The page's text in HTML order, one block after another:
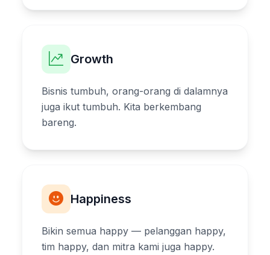
Growth
Bisnis tumbuh, orang-orang di dalamnya
juga ikut tumbuh. Kita berkembang
bareng.
Happiness
Bikin semua happy — pelanggan happy,
tim happy, dan mitra kami juga happy.